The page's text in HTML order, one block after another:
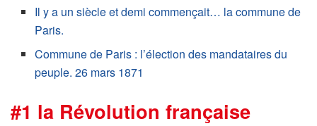
Il y a un siècle et demi commençait… la commune de
Paris.
Commune de Paris : l’élection des mandataires du
peuple. 26 mars 1871
#1 la Révolution française